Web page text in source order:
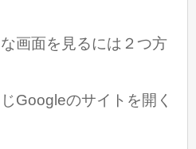
画面を見るには２つ方
Googleのサイトを開く